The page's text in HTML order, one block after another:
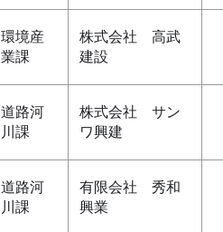
環境産
業課
株式会社 高武
建設
道路河
川課
株式会社 サン
ワ興建
道路河
川課
有限会社 秀和
興業